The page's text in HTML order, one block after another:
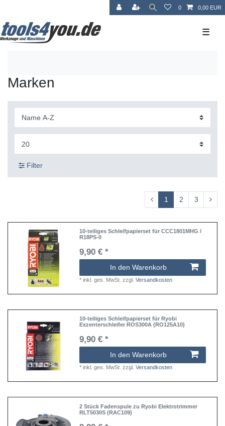
0 0,00 EUR
☰
Marken
Filter
1 2 3
10-teiliges Schleifpapierset für CCC1801MHG /
R18PS-0
9,90 € *
In den Warenkorb
*inkl. ges. MwSt. zzgl.Versandkosten
10-teiliges Schleifpapierset für Ryobi
Exzenterschleifer ROS300A (RO125A10)
9,90 € *
In den Warenkorb
*inkl. ges. MwSt. zzgl.Versandkosten
2 Stück Fadenspule zu Ryobi Elektrotrimmer
RLT5030S (RAC109)